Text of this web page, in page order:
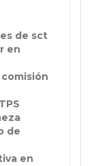
de sct
en
de
en